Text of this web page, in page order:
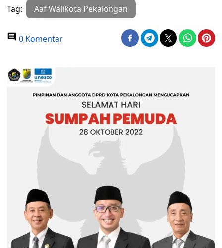
Tag: Aaf Walikota Pekalongan
0 Komentar